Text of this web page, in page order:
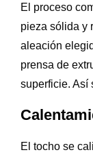
El proceso
pieza sólida y
aleación
prensa de
superficie. Así
El tocho se